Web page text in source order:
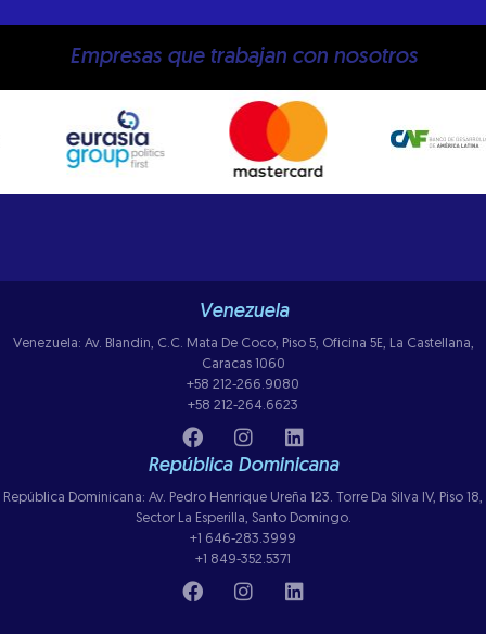
Empresas que trabajan con nosotros
Venezuela
Venezuela: Av. Blandin, C.C. Mata De Coco, Piso 5, Oficina 5E, La Castellana,
Caracas 1060
+58 212-266.9080
+58 212-264.6623
República Dominicana
República Dominicana: Av. Pedro Henrique Ureña 123. Torre Da Silva IV, Piso 18,
Sector La Esperilla, Santo Domingo.
+1 646-283.3999
+1 849-352.5371